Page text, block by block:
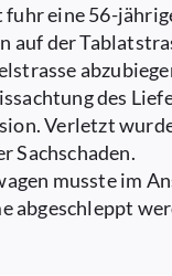
fuhr eine 56-
auf der
des
Verletzt
Sachschaden.
musste im
abgeschleppt